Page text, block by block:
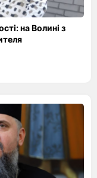
на Волині з